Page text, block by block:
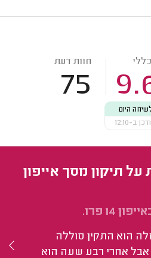
חוות דעת
75
היום
ב-12:10
תיקון מסך אייפון
14 פרו.
הוא התקין סוללה
אחרי רבע שעה הוא